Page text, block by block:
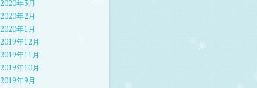
2020年3月
2020年2月
2020年1月
2019年12月
2019年11月
2019年10月
2019年9月